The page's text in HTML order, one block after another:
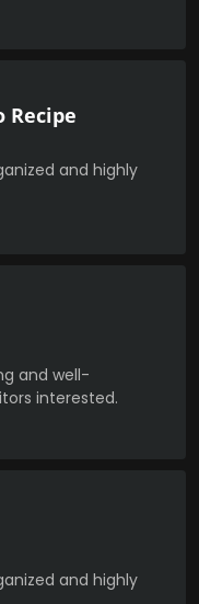
and highly
and well-
interested.
and highly